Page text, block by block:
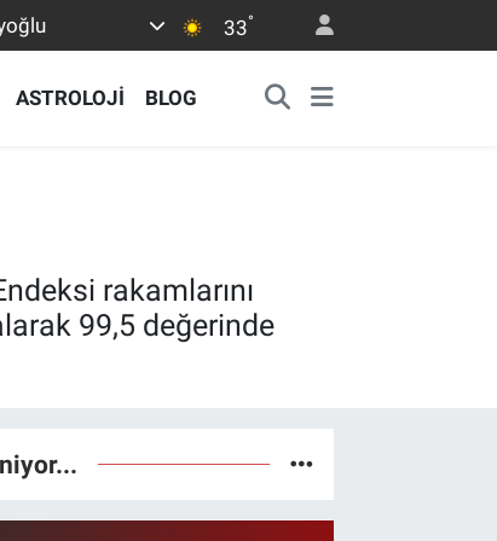
33°
ASTROLOJİ BLOG
rakamlarını
99,5 değerinde